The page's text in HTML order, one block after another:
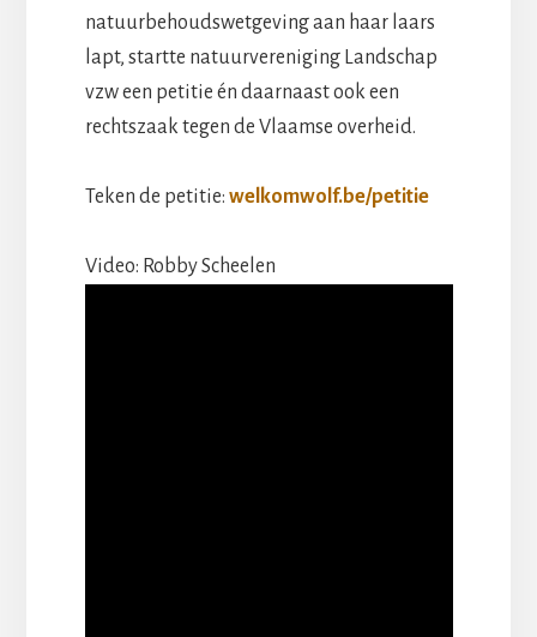
natuurbehoudswetgeving aan haar laars
lapt, startte natuurvereniging Landschap
vzw een petitie én daarnaast ook een
rechtszaak tegen de Vlaamse overheid.
Teken de petitie: welkomwolf.be/petitie
Video: Robby Scheelen